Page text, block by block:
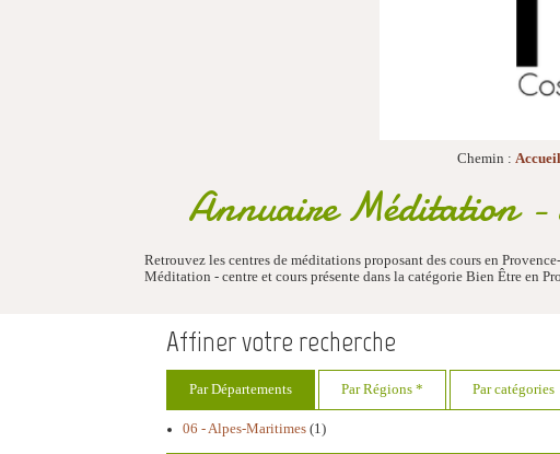
Chemin : Accueil
Annuaire Méditation -
Retrouvez les centres de méditations proposant des cours en
Méditation - centre et cours présente dans la catégorie Bien Être en
Affiner votre recherche
Par Départements Par Régions * Par catégories
06 - Alpes-Maritimes (1)